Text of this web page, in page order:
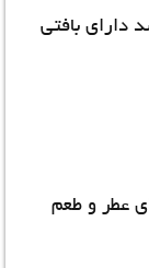
دارای بافتی
عطر و طعم